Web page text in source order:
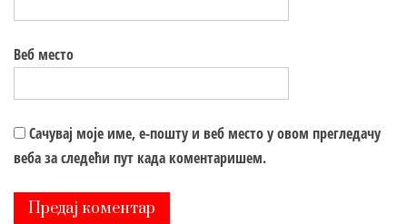
Веб место
Сачувај моје име, е-пошту и веб место у овом прегледачу
веба за следећи пут када коментаришем.